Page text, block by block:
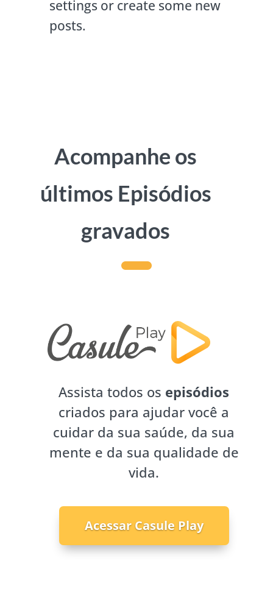
settings or create some new
posts.
Acompanhe os
últimos Episódios
gravados
Assista todos os episódios
criados para ajudar você a
cuidar da sua saúde, da sua
mente e da sua qualidade de
vida.
Acessar Casule Play